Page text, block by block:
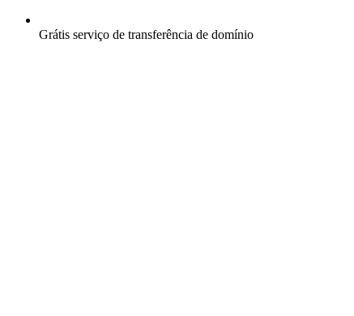
Grátis serviço de transferência de domínio